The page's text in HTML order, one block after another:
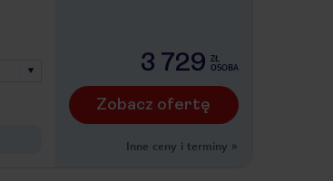
3 729 ZŁ
OSOBA
Zobacz ofertę
Inne ceny i terminy »